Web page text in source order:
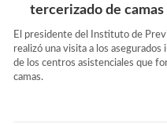
tercerizado de camas
El presidente del Instituto de
realizó una visita a los
de los centros asistenciales que
camas.